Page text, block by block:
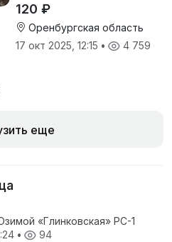
120 ₽
Оренбургская область
17 окт 2025, 12:15 • 4 759
еще
«Глинковская» РС-1
• 94